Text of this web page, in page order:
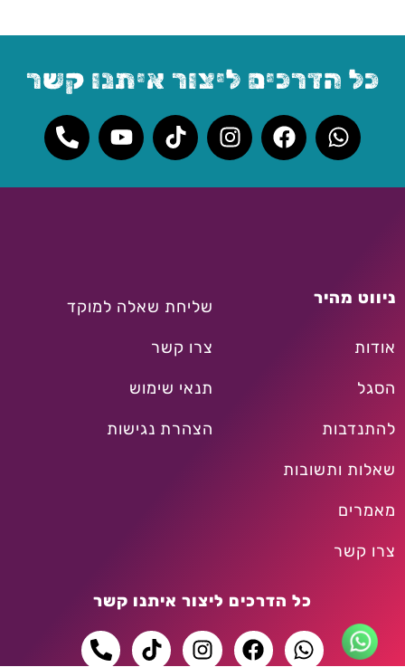
כל הדרכים ליצור איתנו קשר
ניווט מהיר
אודות
הסגל
להתנדבות
שאלות ותשובות
מאמרים
צרו קשר
שליחת שאלה למוקד
צרו קשר
תנאי שימוש
הצהרת נגישות
כל הדרכים ליצור איתנו קשר